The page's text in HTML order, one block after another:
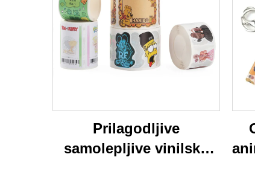
Prilagodljive
samolepljive vinilske